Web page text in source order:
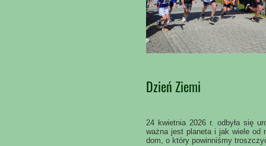
Dzień Ziemi
24 kwietnia 2026 r. odbyła się
ważna jest planeta i jak wiele od
dom, o który powinniśmy